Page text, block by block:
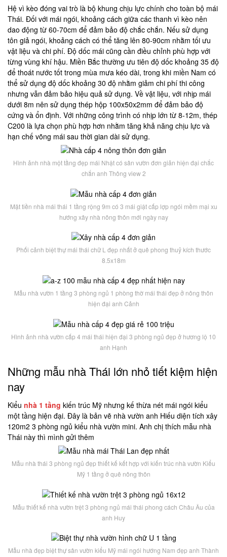
Hệ vì kèo đóng vai trò là bộ khung chịu lực chính cho toàn bộ mái
Thái. Đối với mái ngói, khoảng cách giữa các thanh vì kèo nên
dao động từ 60-70cm để đảm bảo độ chắc chắn. Nếu sử dụng
tôn giả ngói, khoảng cách có thể tăng lên 80-90cm nhằm tối ưu
vật liệu và chi phí. Độ dốc mái cũng cần điều chỉnh phù hợp với
từng vùng khí hậu. Miền Bắc thường ưu tiên độ dốc khoảng 35 độ
để thoát nước tốt trong mùa mưa kéo dài, trong khi miền Nam có
thể sử dụng độ dốc khoảng 30 độ nhằm giảm chi phí thi công
nhưng vẫn đảm bảo hiệu quả sử dụng. Về vật liệu, với nhịp mái
dưới 8m nên sử dụng thép hộp 100x50x2mm để đảm bảo độ
cứng và ổn định. Với những công trình có nhịp lớn từ 8-12m, thép
C200 là lựa chọn phù hợp hơn nhằm tăng khả năng chịu lực và
hạn chế võng mái sau thời gian dài sử dụng.
Hình ảnh nhà một tầng đẹp mái Nhật có sân vườn đơn giản hiện đại chắc
chắn anh Thông view 2
Mặt tiền nhà mái thái 1 tầng rộng 9m có 3 mái giật cấp lợp ngói mềm mại xu
hướng xây nhà nông thôn mới ngày nay
Phối cảnh biệt thự mái thái chữ L đẹp nhất ở quê phong thuỷ kích thước
8.5x18m
Mẫu nhà vườn 1 tầng 3 phòng ngủ 1 phòng thờ mái thái đẹp ở nông thôn
hiện đại anh Cảnh
Hình ảnh nhà vườn cấp 4 mái thái hiện đại 3 phòng ngủ đẹp ở hương lộ 10
anh Hạnh
Những mẫu nhà Thái lớn nhỏ tiết kiệm hiện
nay
Kiểu nhà 1 tầng kiến trúc Mỹ nhưng kế thừa nét mái ngói kiểu
một tầng hiện đại. Đây là bản vẽ nhà vườn anh Hiếu diện tích xây
120m2 3 phòng ngủ kiểu nhà vườn mini. Anh chị thích mẫu nhà
Thái này thì mình gửi thêm
Mẫu nhà thái 3 phòng ngủ đẹp thiết kế kết hợp với kiến trúc nhà vườn Kiểu
Mỹ 1 tầng ở quê nông thôn
Mẫu thiết kế nhà vườn trệt 3 phòng ngủ mái thái phong cách Châu Âu của
anh Huy
Mẫu nhà đẹp biệt thự sân vườn kiểu Mỹ mái ngói hướng Nam đẹp anh Thành